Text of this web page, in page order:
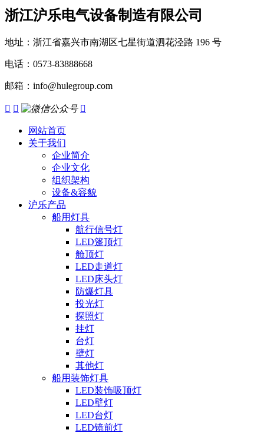
浙江沪乐电气设备制造有限公司
地址：浙江省嘉兴市南湖区七星街道泗花泾路 196 号
电话：0573-83888668
邮箱：info@hulegroup.com
  
网站首页
关于我们
企业简介
企业文化
组织架构
设备&容貌
沪乐产品
船用灯具
航行信号灯
LED篷顶灯
舱顶灯
LED走道灯
LED床头灯
防爆灯具
投光灯
探照灯
挂灯
台灯
壁灯
其他灯
船用装饰灯具
LED装饰吸顶灯
LED壁灯
LED台灯
LED镜前灯